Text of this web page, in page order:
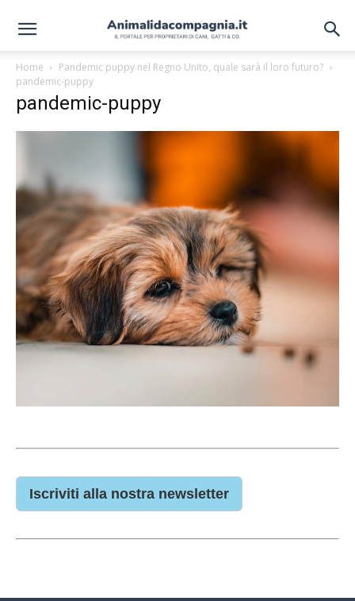
Home
Pandemic puppy nel Regno Unito, quale sarà il loro futuro?
pandemic-puppy
pandemic-puppy
Iscriviti alla nostra newsletter